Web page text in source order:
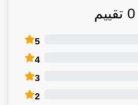
0 تقييم
5
4
3
2